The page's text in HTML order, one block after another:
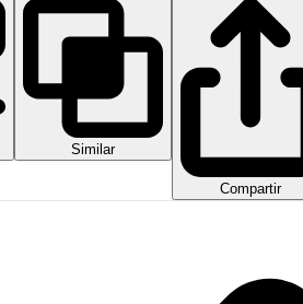
Similar
Compartir